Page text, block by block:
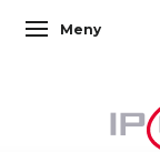
Veksle navigasjon
Meny